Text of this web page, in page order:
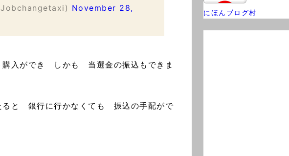
November 28,
購入ができ しかも 当選金の振込もできま
と 銀行に行かなくても 振込の手配がで
にほんブログ村